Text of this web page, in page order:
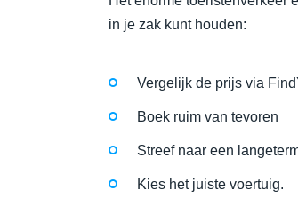
in je zak kunt houden:
Vergelijk de prijs via
Boek ruim van tevoren
Streef naar een
Kies het juiste voertuig.